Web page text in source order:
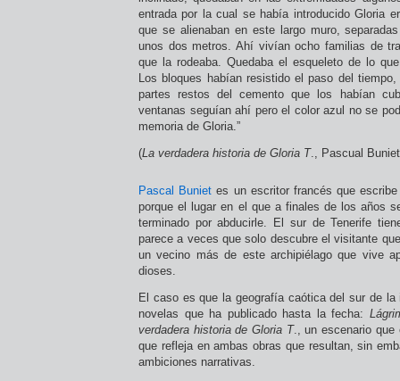
entrada por la cual se había introducido Gloria
que se alienaban en este largo muro,
unos dos metros. Ahí vivían ocho familias de
que la rodeaba. Quedaba el esqueleto de lo
Los bloques habían resistido el paso del
partes restos del cemento que los habían
ventanas seguían ahí pero el color azul no se
memoria de Gloria.”
(La verdadera historia de Gloria T., Pascual
Pascal Bunietes un escritor francés que
porque el lugar en el que a finales de los años
terminado por abducirle. El sur de Tenerife
parece a veces que solo descubre el visitante
un vecino más de este archipiélago que vive
dioses.
El caso es que la geografía caótica del sur de
novelas que ha publicado hasta la fecha:
verdadera historia de Gloria T., un escenario que
que refleja en ambas obras que resultan, sin
ambiciones narrativas.